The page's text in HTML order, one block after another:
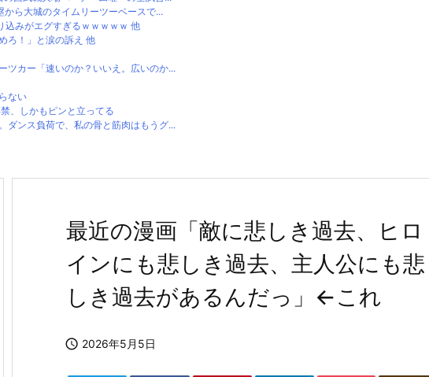
から大城のタイムリーツーベースで...
込みがエグすぎるｗｗｗｗｗ 他
ろ！」と涙の訴え 他
ツカー「速いのか？いいえ。広いのか...
ない
、しかもピンと立ってる
ダンス負荷で、私の骨と筋肉はもうグ...
最近の漫画「敵に悲しき過去、ヒロ
インにも悲しき過去、主人公にも悲
しき過去があるんだっ」←これ
 2026年5月5日